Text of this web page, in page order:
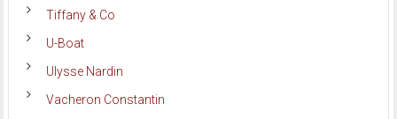
Tiffany & Co
U-Boat
Ulysse Nardin
Vacheron Constantin